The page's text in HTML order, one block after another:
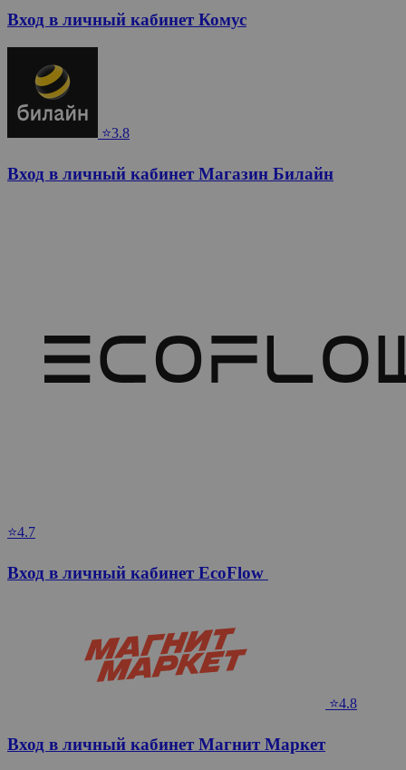
Вход в личный кабинет Комус
⭐3.8
Вход в личный кабинет Магазин Билайн
⭐4.7
Вход в личный кабинет EcoFlow
⭐4.8
Вход в личный кабинет Магнит Маркет